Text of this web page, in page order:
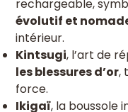
rechargeable,
évolutif et
intérieur.
Kintsugi, l’art de
les blessures d’or,
force.
Ikigaï, la boussole